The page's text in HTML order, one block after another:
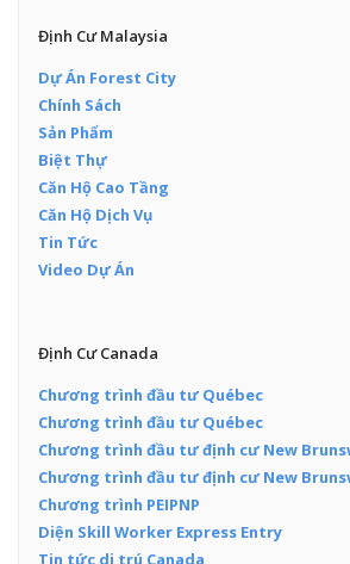
Định Cư Malaysia
Dự Án Forest City
Chính Sách
Sản Phẩm
Biệt Thự
Căn Hộ Cao Tầng
Căn Hộ Dịch Vụ
Tin Tức
Video Dự Án
Định Cư Canada
Chương trình đầu tư Québec
Chương trình đầu tư Québec
Chương trình đầu tư định cư New
Chương trình đầu tư định cư New
Chương trình PEIPNP
Diện Skill Worker Express Entry
Tin tức di trú Canada